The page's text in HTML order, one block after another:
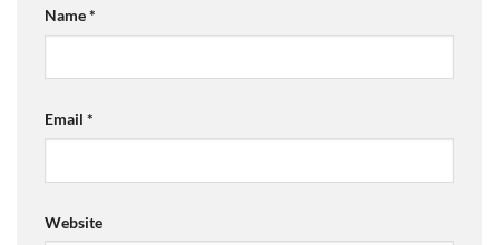
Name*
Email *
Website